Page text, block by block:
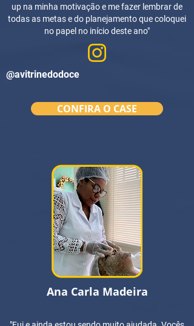
up na minha motivação e me fazer lembrar de
todas as metas e do planejamento que coloquei
no papel no início deste ano"
@avitrinedodoce
CONFIRA O CASE
Ana Carla Madeira